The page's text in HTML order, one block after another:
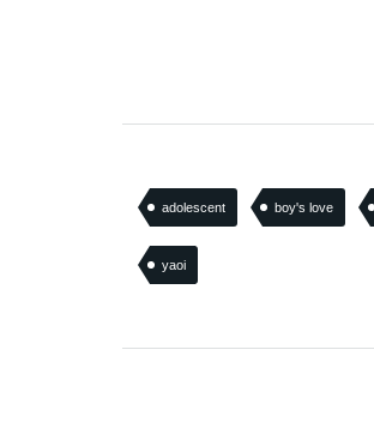
adolescent boy's love
yaoi